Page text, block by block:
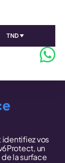
TND
identifiez vos
un
la surface